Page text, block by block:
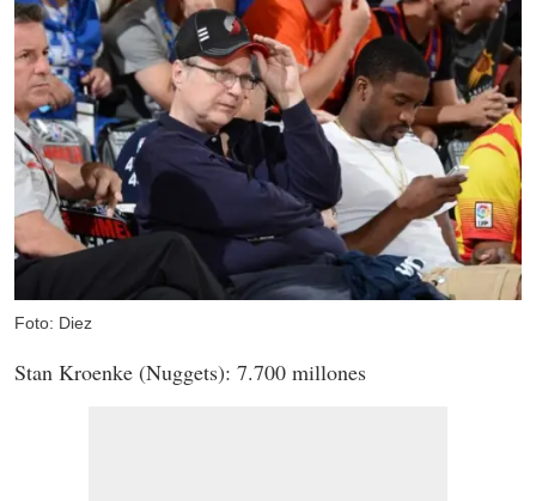
Foto: Diez
Stan Kroenke (Nuggets): 7.700 millones